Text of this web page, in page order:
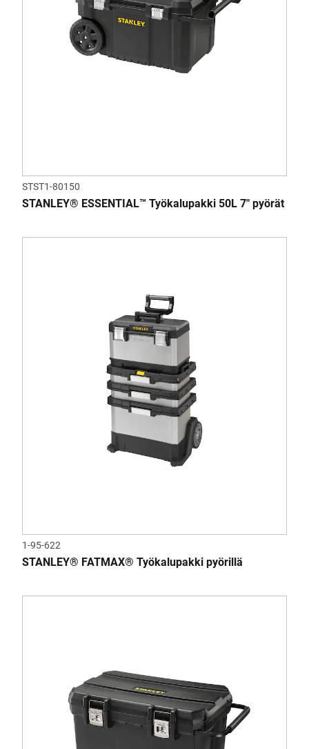
STST1-80150
STANLEY® ESSENTIAL™ Työkalupakki 50L 7" pyörät
1-95-622
STANLEY® FATMAX® Työkalupakki pyörillä